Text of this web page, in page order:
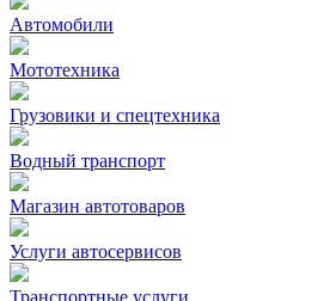
Автомобили
Мототехника
Грузовики и спецтехника
Водный транспорт
Магазин автотоваров
Услуги автосервисов
Транспортные услуги